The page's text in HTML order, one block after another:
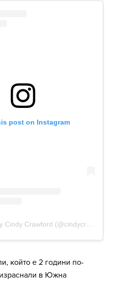
който е 2 години по-
в Южна